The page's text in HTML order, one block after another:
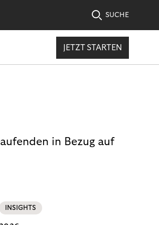
SUCHE
JETZT STARTEN
in Bezug auf
INSIGHTS